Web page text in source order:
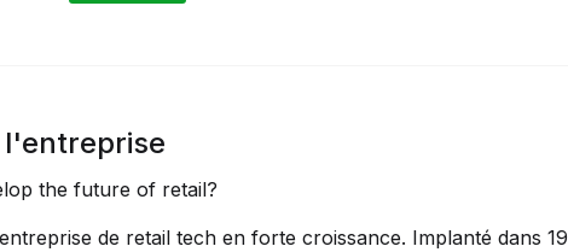
l'entreprise
the future of retail?
de retail tech en forte croissance. Implanté dans 19